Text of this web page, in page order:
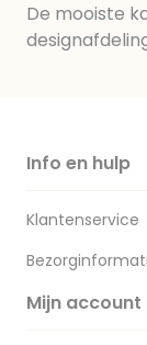
De mooiste
Info en hulp
Klantenservice
Mijn account